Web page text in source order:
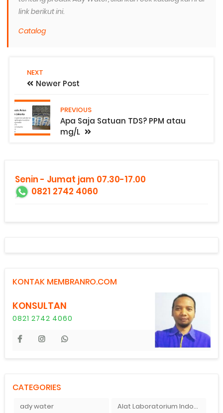
link berikut ini.
Catalog
NEXT
Newer Post
PREVIOUS
Apa Saja Satuan TDS? PPM atau
mg/L
Senin - Jumat jam 07.30-17.00
0821 2742 4060
KONTAK MEMBRANRO.COM
KONSULTAN
0821 2742 4060
CATEGORIES
ady water Alat Laboratorium Indonesia